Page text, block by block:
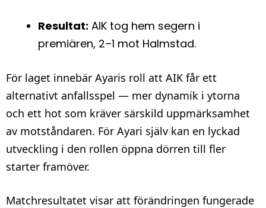
Resultat: AIK tog hem segern i
premiären, 2–1 mot Halmstad.
För laget innebär Ayaris roll att AIK får ett
alternativt anfallsspel — mer dynamik i ytorna
och ett hot som kräver särskild uppmärksamhet
av motståndaren. För Ayari själv kan en lyckad
utveckling i den rollen öppna dörren till fler
starter framöver.
Matchresultatet visar att förändringen fungerade